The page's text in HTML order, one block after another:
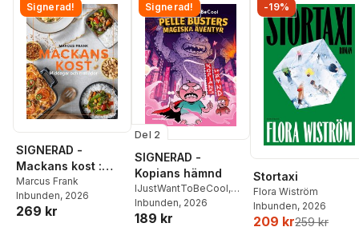
Signerad!
SIGNERAD -
Mackans kost :
Middagar och
matlådor
Marcus Frank
Inbunden, 2026
269 kr
Signerad!
Del 2
SIGNERAD -
Kopians hämnd
IJustWantToBeCool,
Joel Adolphson
Ejdemo Beer
Inbunden, 2026
189 kr
-19%
Stortaxi
Flora Wiström
Inbunden, 2026
209 kr259 kr